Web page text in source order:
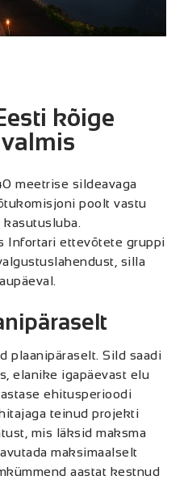
kõige
meetrise sildeavaga
poolt vastu
Infortari ettevõtete gruppi
silla
plaanipäraselt. Sild saadi
elanike igapäevast elu
ehitusperioodi
teinud projekti
mis läksid maksma
maksimaalselt
aastat kestnud